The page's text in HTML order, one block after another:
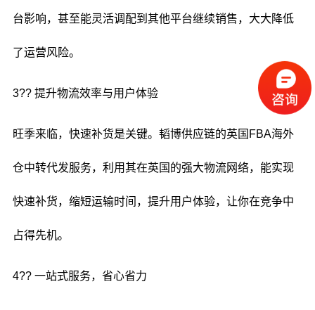
台影响，甚至能灵活调配到其他平台继续销售，大大降低
了运营风险。
3?? 提升物流效率与用户体验
旺季来临，快速补货是关键。韬博供应链的英国FBA海外
仓中转代发服务，利用其在英国的强大物流网络，能实现
快速补货，缩短运输时间，提升用户体验，让你在竞争中
占得先机。
4?? 一站式服务，省心省力